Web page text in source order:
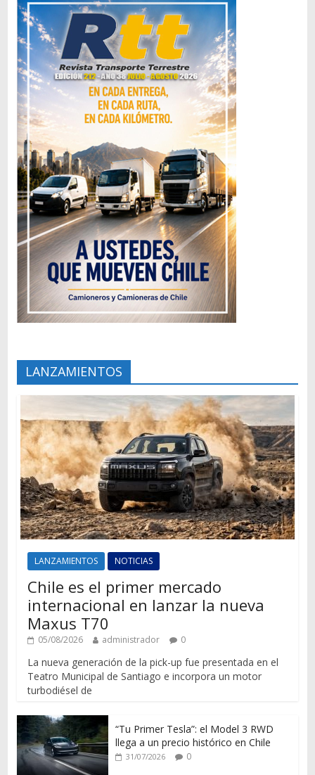
LANZAMIENTOS
LANZAMIENTOS NOTICIAS
Chile es el primer mercado
internacional en lanzar la nueva
Maxus T70
05/08/2026 administrador 0
La nueva generación de la pick-up fue presentada en el
Teatro Municipal de Santiago e incorpora un motor
turbodiésel de
“Tu Primer Tesla”: el Model 3 RWD
llega a un precio histórico en Chile
31/07/2026 0